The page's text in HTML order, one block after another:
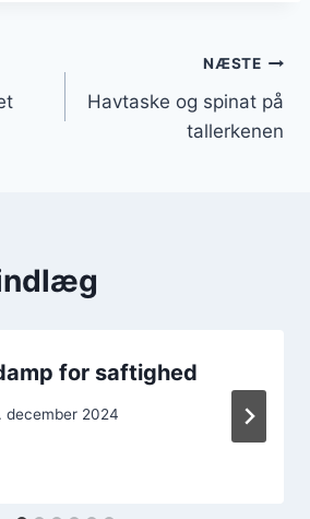
NÆSTE
Havtaske og spinat på
tallerkenen
for saftighed
december 2024